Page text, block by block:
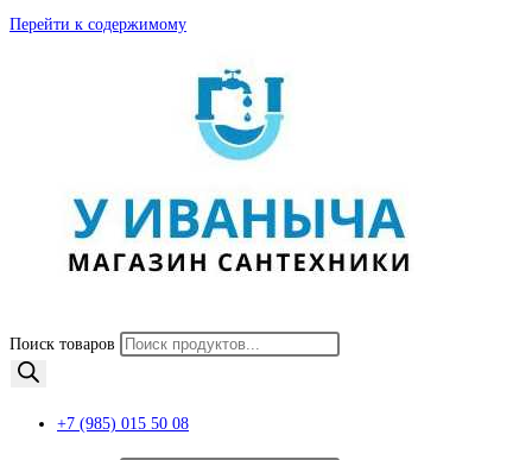
Перейти к содержимому
Поиск товаров
+7 (985) 015 50 08